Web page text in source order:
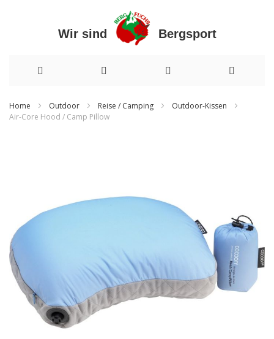
Wir sind Bergsport
zum
Home Outdoor Reise / Camping
Outdoor-Kissen
Air-Core Hood / Camp Pillow